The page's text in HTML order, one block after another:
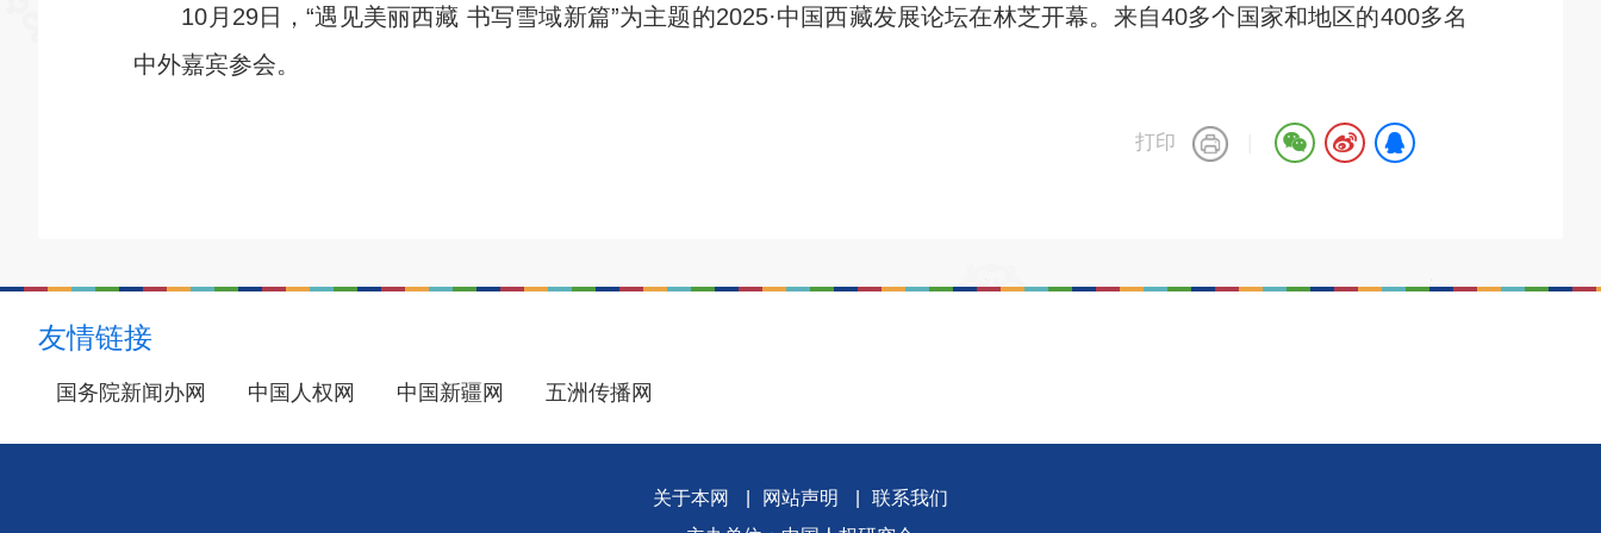
10月29日，“遇见美丽西藏 书写雪域新篇”为主题的2025·中国西藏发展论坛在林芝开幕。来自40多个国家和地区的400多名
中外嘉宾参会。
打印
友情链接
国务院新闻办网 中国人权网 中国新疆网 五洲传播网
关于本网 网站声明
联系我们